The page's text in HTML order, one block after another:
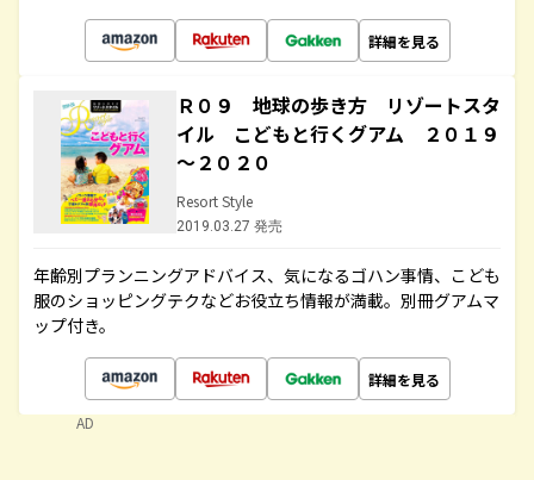
詳細を見る
Ｒ０９ 地球の歩き方 リゾートスタ
イル こどもと行くグアム ２０１９
～２０２０
Resort Style
2019.03.27 発売
年齢別プランニングアドバイス、気になるゴハン事情、こども
服のショッピングテクなどお役立ち情報が満載。別冊グアムマ
ップ付き。
詳細を見る
AD